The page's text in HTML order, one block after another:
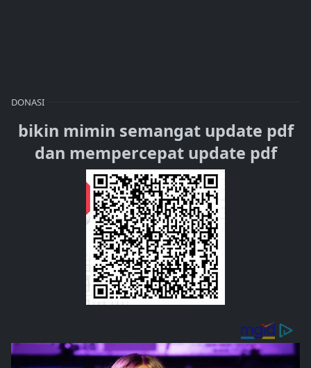
DONASI
bikin mimin semangat update pdf
dan mempercepat update pdf